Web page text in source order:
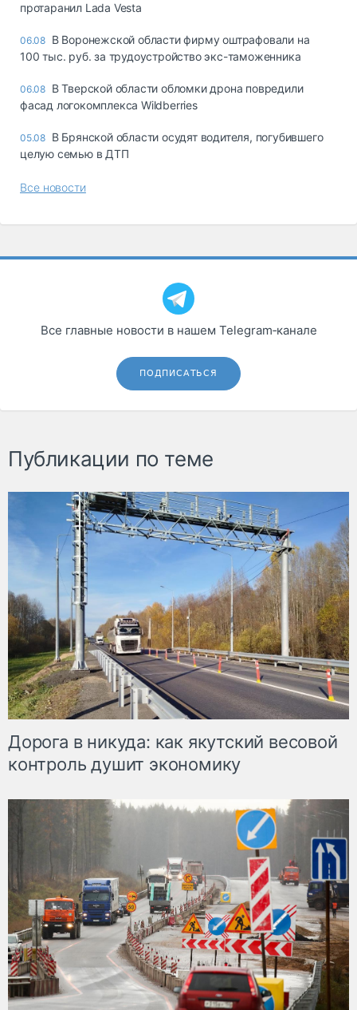
протаранил Lada Vesta
06.08 В Воронежской области фирму оштрафовали на
100 тыс. руб. за трудоустройство экс-таможенника
06.08 В Тверской области обломки дрона повредили
фасад логокомплекса Wildberries
05.08 В Брянской области осудят водителя, погубившего
целую семью в ДТП
Все новости
Все главные новости в нашем Telegram‑канале
ПОДПИСАТЬСЯ
Публикации по теме
Дорога в никуда: как якутский весовой
контроль душит экономику